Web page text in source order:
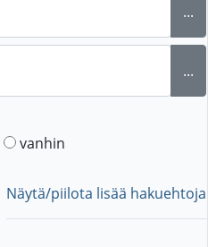
...
...
vanhin
Näytä/piilota lisää hakuehtoja